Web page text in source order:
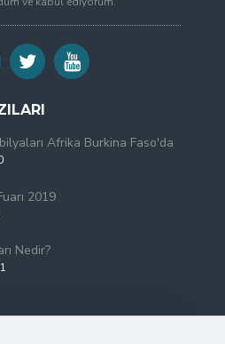
Afrika Burkina Faso'da
2019
Nedir?
1